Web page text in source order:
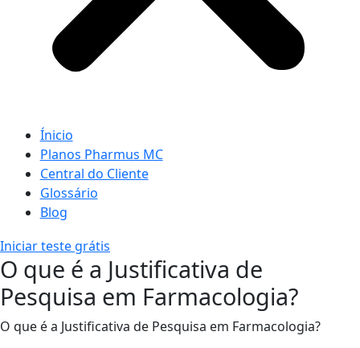
Ínicio
Planos Pharmus MC
Central do Cliente
Glossário
Blog
Iniciar teste grátis
O que é a Justificativa de
Pesquisa em Farmacologia?
O que é a Justificativa de Pesquisa em Farmacologia?